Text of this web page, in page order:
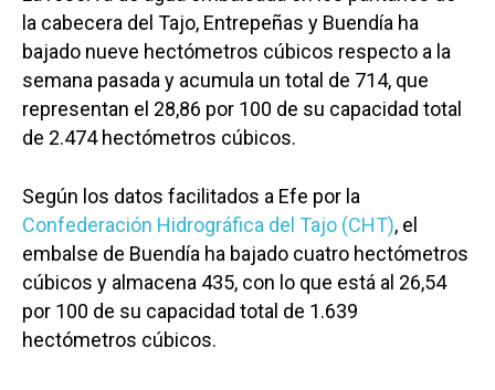
la cabecera del Tajo, Entrepeñas y Buendía ha
bajado nueve hectómetros cúbicos respecto a la
semana pasada y acumula un total de 714, que
representan el 28,86 por 100 de su capacidad total
de 2.474 hectómetros cúbicos.
Según los datos facilitados a Efe por la
Confederación Hidrográfica del Tajo (CHT), el
embalse de Buendía ha bajado cuatro hectómetros
cúbicos y almacena 435, con lo que está al 26,54
por 100 de su capacidad total de 1.639
hectómetros cúbicos.